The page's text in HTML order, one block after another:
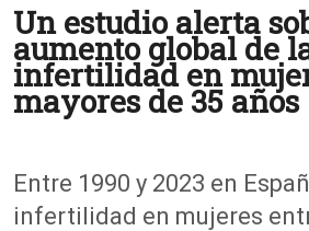
Un estudio alerta
aumento global de
infertilidad en
mayores de 35 años
Entre 1990 y 2023 en
infertilidad en mujeres